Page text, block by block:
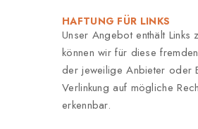
HAFTUNG FÜR LINKS
Unser Angebot enthält Links
können wir für diese
der jeweilige Anbieter oder
Verlinkung auf mögliche
erkennbar.